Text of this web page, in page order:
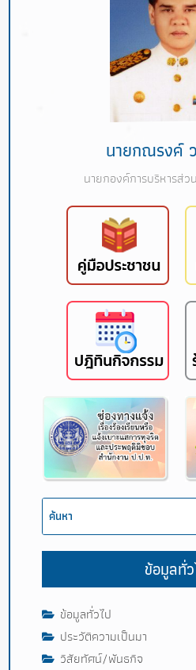
นายกณรงค์
นายกองค์การบริหารส่ว
ข้อมูลทั่
ข้อมูลทั่วไป
ประวัติความเป็นมา
วิสัยทัศน์/พันธกิจ